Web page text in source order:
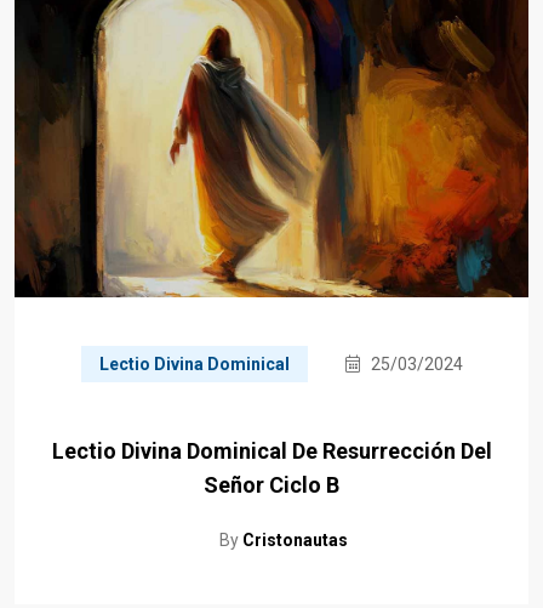
Lectio Divina Dominical 25/03/2024
Lectio Divina Dominical De Resurrección Del
Señor Ciclo B
By Cristonautas